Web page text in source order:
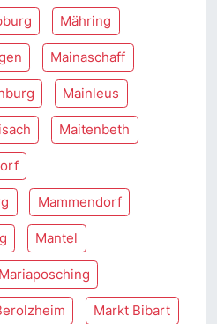
Mähring
Mainaschaff
Mainleus
Maitenbeth
Mammendorf
Mantel
Mariaposching
Markt Bibart